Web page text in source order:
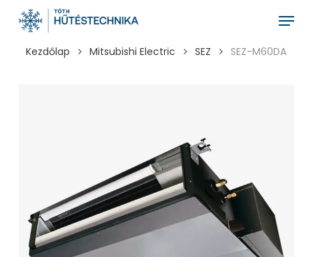
Menu
Kezdőlap Mitsubishi Electric SEZ SEZ-M60DA